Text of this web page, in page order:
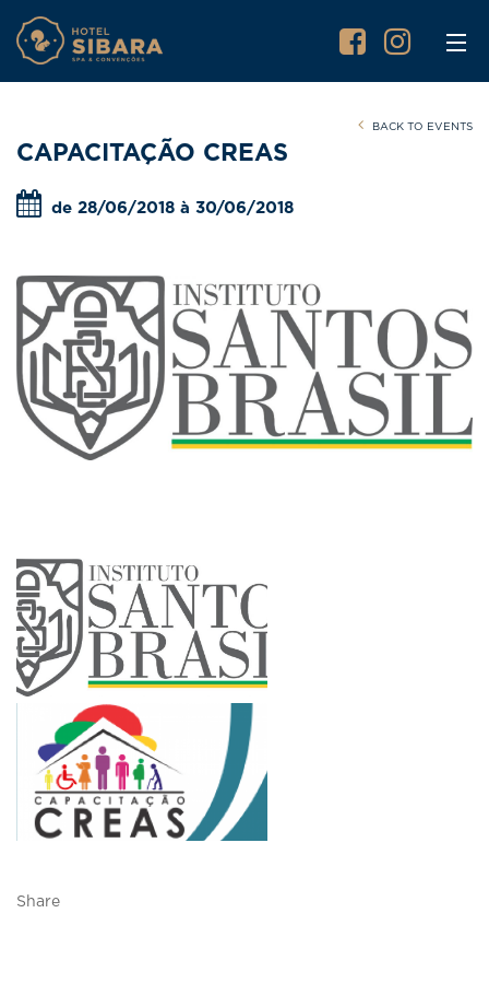
BACK TO EVENTS
CAPACITAÇÃO CREAS
de 28/06/2018 à 30/06/2018
Share